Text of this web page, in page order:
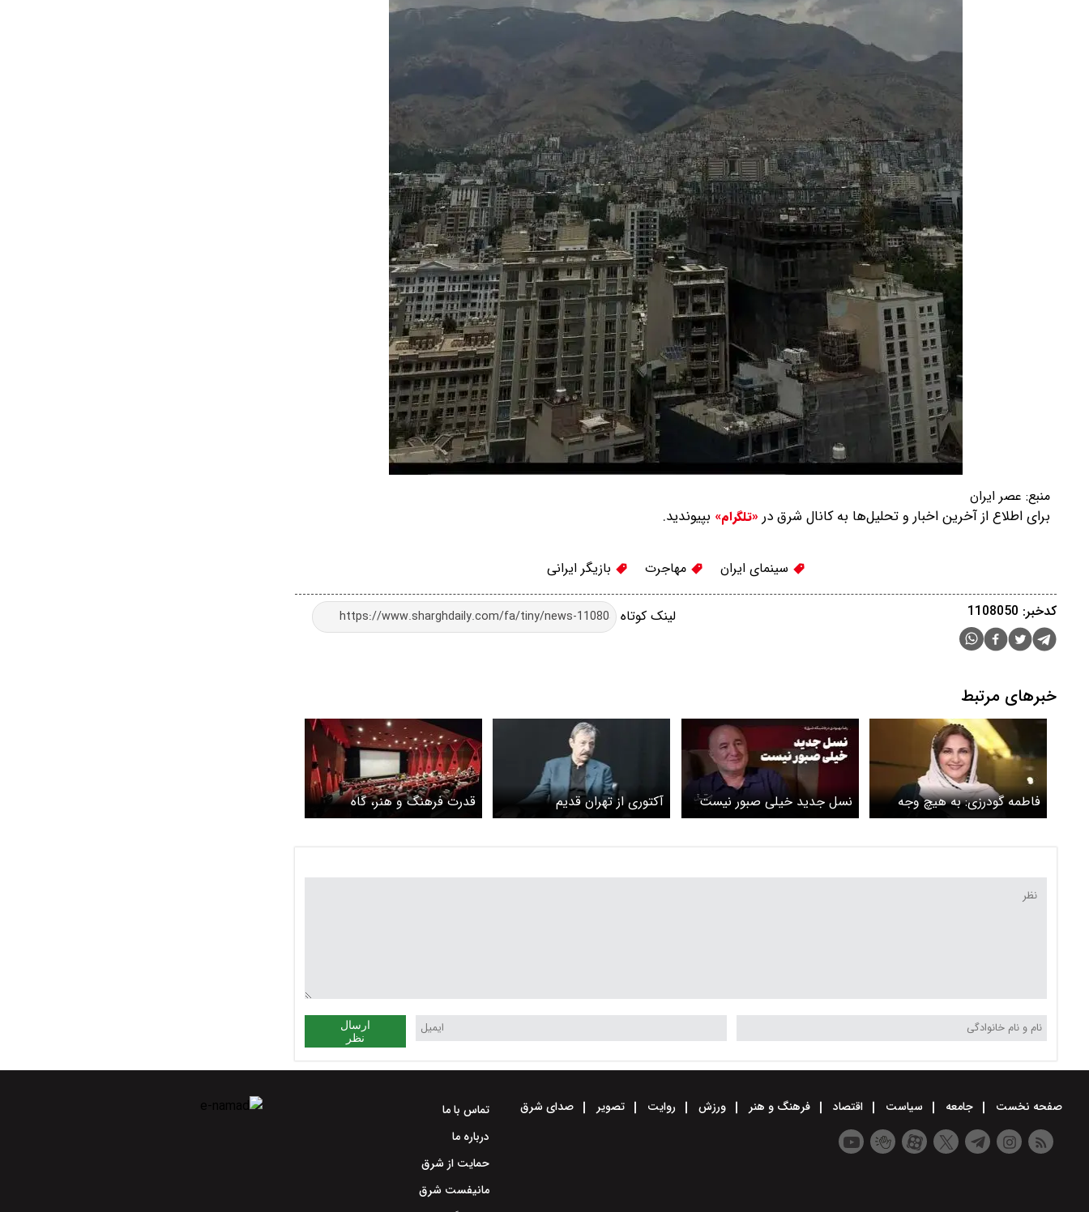
منبع: عصر ایران
برای اطلاع از آخرین اخبار و تحلیل‌ها به کانال شرق در «تلگرام» بپیوندید.
سینمای ایران مهاجرت بازیگر ایرانی
لینک کوتاه کدخبر: 1108050
خبرهای مرتبط
فاطمه گودرزی: به هیچ وجه
ایران را رها نمی‌کنم + ویدئو
نسل جدید خیلی صبور نیست آکتوری از تهران قدیم
قدرت فرهنگ و هنر، گاه
اثرگذارتر از ده‌ها تریبون سیاسی
ارسال
نظر
صفحه نخست جامعه سیاست اقتصاد فرهنگ و هنر ورزش روایت تصویر صدای شرق
تماس با ما
درباره ما
حمایت از شرق
مانیفست شرق